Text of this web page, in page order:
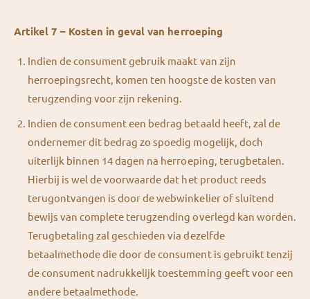
Artikel 7 – Kosten in geval van herroeping
Indien de consument gebruik maakt van zijn
herroepingsrecht, komen ten hoogste de kosten van
terugzending voor zijn rekening.
Indien de consument een bedrag betaald heeft, zal de
ondernemer dit bedrag zo spoedig mogelijk, doch
uiterlijk binnen 14 dagen na herroeping, terugbetalen.
Hierbij is wel de voorwaarde dat het product reeds
terugontvangen is door de webwinkelier of sluitend
bewijs van complete terugzending overlegd kan worden.
Terugbetaling zal geschieden via dezelfde
betaalmethode die door de consument is gebruikt tenzij
de consument nadrukkelijk toestemming geeft voor een
andere betaalmethode.